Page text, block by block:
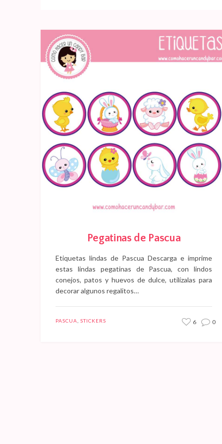
Pegatinas de Pascua
Etiquetas lindas de Pascua Descarga e imprime
estas lindas pegatinas de Pascua, con lindos
conejos, patos y huevos de dulce, utilízalas para
decorar algunos regalitos…
PASCUA STICKERS 6 0